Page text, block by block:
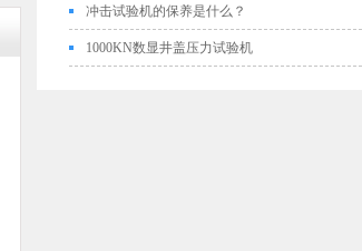
冲击试验机的保养是什么？
1000KN数显井盖压力试验机